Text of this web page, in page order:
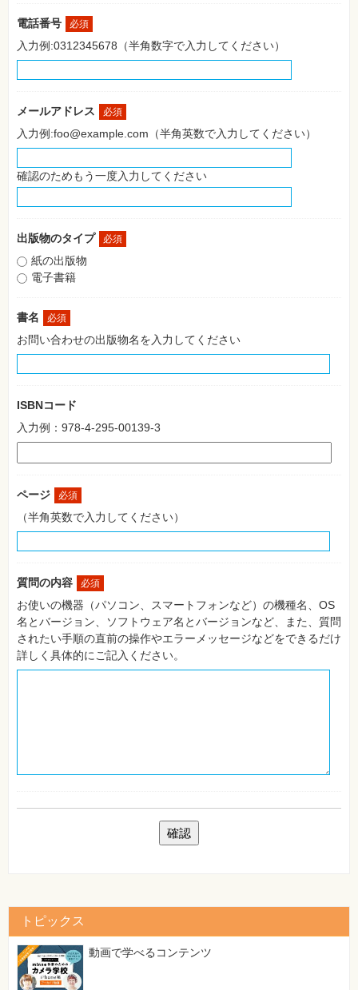
ビ
ジ
ネ
ス・
み
メ
ラ・
真
資
験
プ
ロ
グ
ミ
ン
ネ
ー
テ
ク
味・
素
集
自
作・
パ
ソ
コ
ン・
ホ
ビ
ー
ー
特
⼀
覧
電話番号 必須
入力例:0312345678（半角数字で入力してください）
メールアドレス 必須
入力例:foo@example.com（半角英数で入力してください）
確認のためもう一度入力してください
出版物のタイプ 必須
紙の出版物
電子書籍
書名 必須
お問い合わせの出版物名を入力してください
ISBNコード
入力例：978-4-295-00139-3
ページ 必須
（半角英数で入力してください）
質問の内容 必須
お使いの機器（パソコン、スマートフォンなど）の機種名、OS
名とバージョン、ソフトウェア名とバージョンなど、また、質問
されたい手順の直前の操作やエラーメッセージなどをできるだけ
詳しく具体的にご記入ください。
トピックス
動画で学べるコンテンツ